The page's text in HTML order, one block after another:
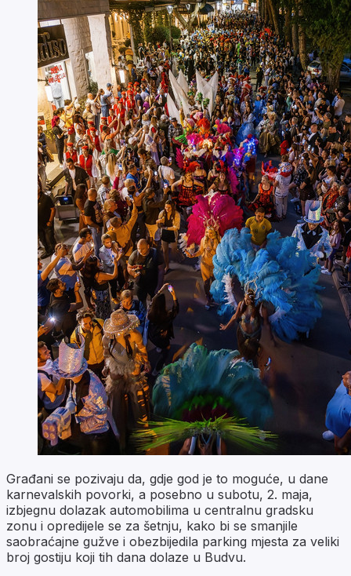
Građani se pozivaju da, gdje god je to moguće, u dane
karnevalskih povorki, a posebno u subotu, 2. maja,
izbjegnu dolazak automobilima u centralnu gradsku
zonu i opredijele se za šetnju, kako bi se smanjile
saobraćajne gužve i obezbijedila parking mjesta za veliki
broj gostiju koji tih dana dolaze u Budvu.